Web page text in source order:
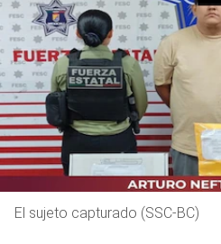
El sujeto capturado (SSC-BC)